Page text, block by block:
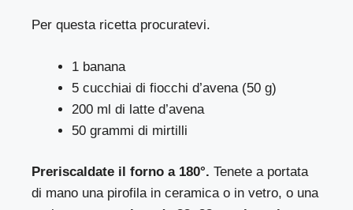
Per questa ricetta procuratevi.
1 banana
5 cucchiai di fiocchi d’avena (50 g)
200 ml di latte d’avena
50 grammi di mirtilli
Preriscaldate il forno a 180°. Tenete a portata
di mano una pirofila in ceramica o in vetro, o una